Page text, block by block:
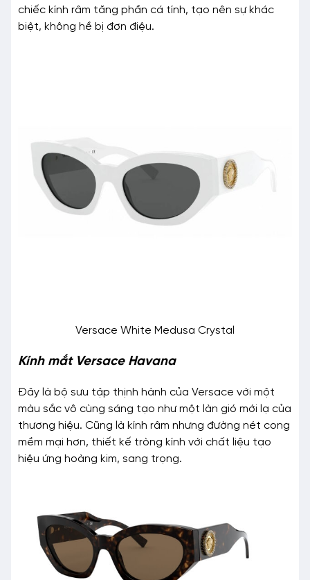
chiếc kính râm tăng phần cá tính, tạo nên sự khác
biệt, không hề bị đơn điệu.
Versace White Medusa Crystal
Kính mắt Versace Havana
Đây là bộ sưu tập thịnh hành của Versace với một
màu sắc vô cùng sáng tạo như một làn gió mới lạ của
thương hiệu. Cũng là kính râm nhưng đường nét cong
mềm mại hơn, thiết kế tròng kính với chất liệu tạo
hiệu ứng hoàng kim, sang trọng.